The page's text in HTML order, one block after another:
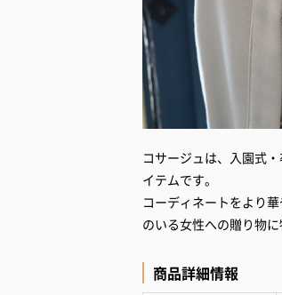
コサージュは、入園式
イテムです。
コーディネートをより
のいる女性への贈り物に
商品詳細情報